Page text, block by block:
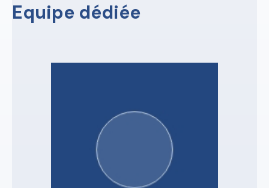
Equipe dédiée